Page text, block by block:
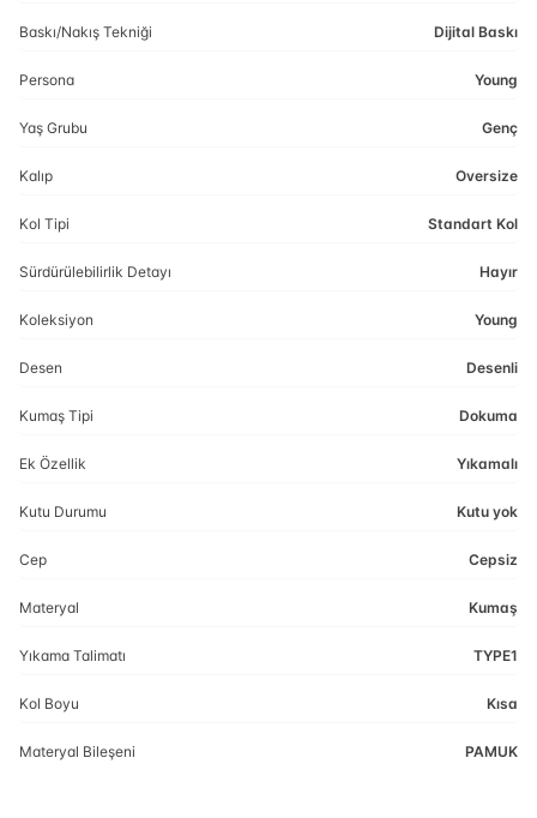
Baskı/Nakış Tekniği Dijital Baskı
Persona Young
Yaş Grubu Genç
Kalıp Oversize
Kol Tipi Standart Kol
Sürdürülebilirlik Detayı Hayır
Koleksiyon Young
Desen Desenli
Kumaş Tipi Dokuma
Ek Özellik Yıkamalı
Kutu Durumu Kutu yok
Cep Cepsiz
Materyal Kumaş
Yıkama Talimatı TYPE1
Kol Boyu Kısa
Materyal Bileşeni PAMUK